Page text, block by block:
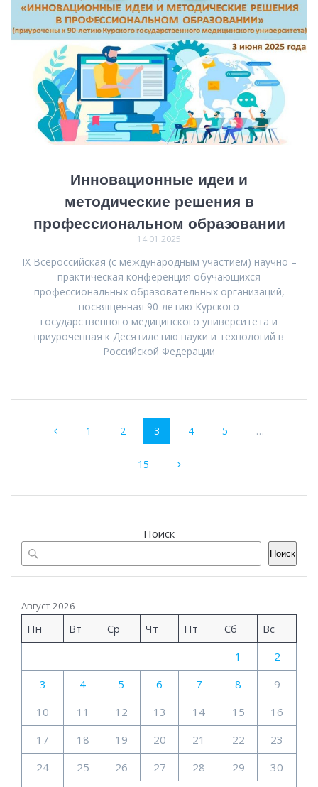
Инновационные идеи и
методические решения в
профессиональном образовании
14.01.2025
IX Всероссийская (с международным участием) научно –
практическая конференция обучающихся
профессиональных образовательных организаций,
посвященная 90-летию Курского
государственного медицинского университета и
приуроченная к Десятилетию науки и технологий в
Российской Федерации
Страница
1 Страница
2 Страница
3 Страница
4 Страница
5 …
Страница
15
Поиск
Поиск
Август 2026
Пн Вт Ср Чт Пт Сб
Вс
1
2
3
4 5 6 7 8
9
10
11 12 13 14 15
16
17
18 19 20 21 22
23
24
25 26 27 28 29
30